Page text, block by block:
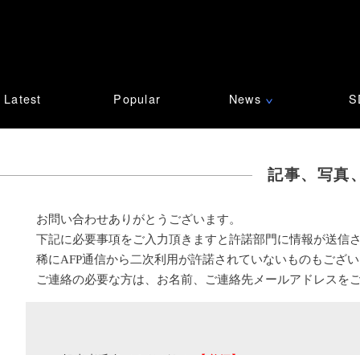
Latest Popular News ∨
記事、写真
お問い合わせありがとうございます。
下記に必要事項をご入力頂きますと許諾部門に情報が送信
稀にAFP通信から二次利用が許諾されていないものもござ
ご連絡の必要な方は、お名前、ご連絡先メールアドレスを